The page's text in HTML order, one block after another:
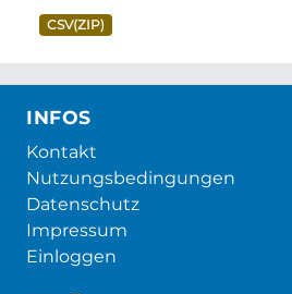
CSV(ZIP)
INFOS
Kontakt
Nutzungsbedingungen
Datenschutz
Impressum
Einloggen